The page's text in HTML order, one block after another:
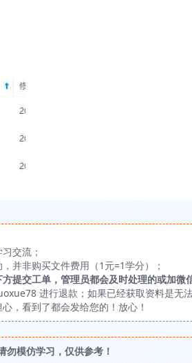
交流；
并非购买文件费用（1元=1学分）；
提交工单，管理员都会及时处理的或加微
进行退款；如果已经获取资料是无
，看到了都会发给您的！放心！
勿模仿学习，仅供参考！